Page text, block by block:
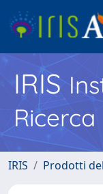
IRIS
Ricerca
IRIS Prodotti